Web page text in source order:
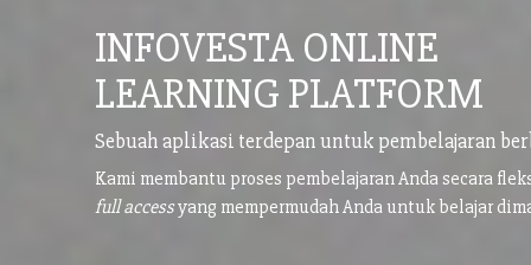
INFOVESTA ONLINE
LEARNING PLATFORM
Sebuah aplikasi terdepan untuk pembelajaran
Kami membantu proses pembelajaran Anda secara
full accessyang mempermudah Anda untuk belajar